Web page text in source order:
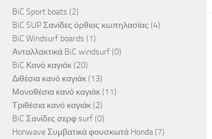
BiC Sport boats (2)
BiC SUP Σανίδες όρθιας κωπηλασίας (4)
BiC Windsurf boards (1)
Ανταλλακτικά BiC windsurf(0)
BiC Κανό καγιάκ(20)
Διθέσια κανό καγιάκ(13)
Μονοθέσια κανό καγιάκ(11)
Τριθέσια κανό καγιάκ(2)
BiC Σανίδες σερφ surf(0)
Honwave Συμβατικά φουσκωτά Honda(7)